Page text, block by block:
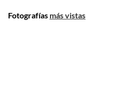
Fotografías más vistas